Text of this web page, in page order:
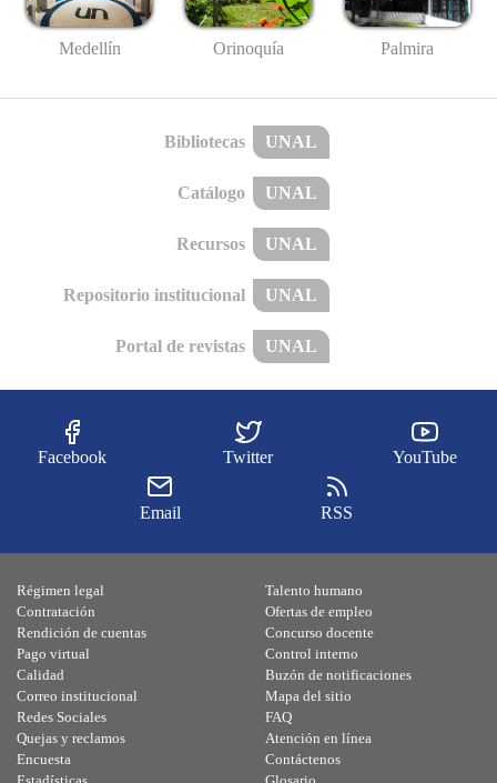
Medellín Orinoquía Palmira
Bibliotecas UNAL
Catálogo UNAL
Recursos UNAL
Repositorio institucional UNAL
Portal de revistas UNAL
Facebook Twitter YouTube
Email RSS
Régimen legal
Contratación
Rendición de cuentas
Pago virtual
Calidad
Talento humano
Ofertas de empleo
Concurso docente
Control interno
Buzón de notificaciones
Correo institucional
Redes Sociales
Quejas y reclamos
Encuesta
Mapa del sitio
FAQ
Atención en línea
Contáctenos